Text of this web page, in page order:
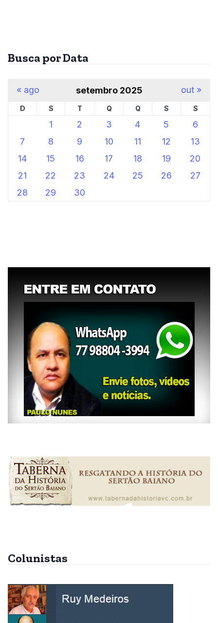
Busca por Data
setembro 2025
D S T Q Q S S
1 2 3 4 5
6
7
8 9 10 11 12
13
14
15 16 17 18 19
20
21
22 23 24 25 26
27
28
29 30
« ago out »
Colunistas